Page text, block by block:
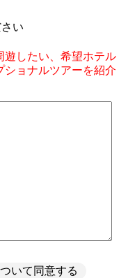
い
したい、希望ホテル
ョナルツアーを紹介
いて同意する